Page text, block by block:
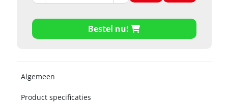
Bestel nu!
Algemeen
Product specificaties